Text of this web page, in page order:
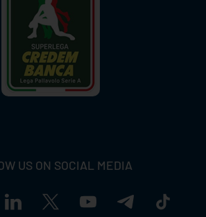
US ON SOCIAL MEDIA